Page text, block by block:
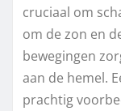
cruciaal om
om de zon en
bewegingen
aan de hemel.
prachtig